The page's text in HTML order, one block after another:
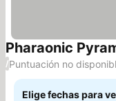
Pharaonic
/Puntuación no
Elige fechas para